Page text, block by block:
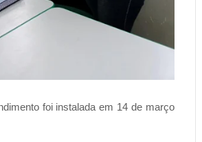
foi instalada em 14 de março